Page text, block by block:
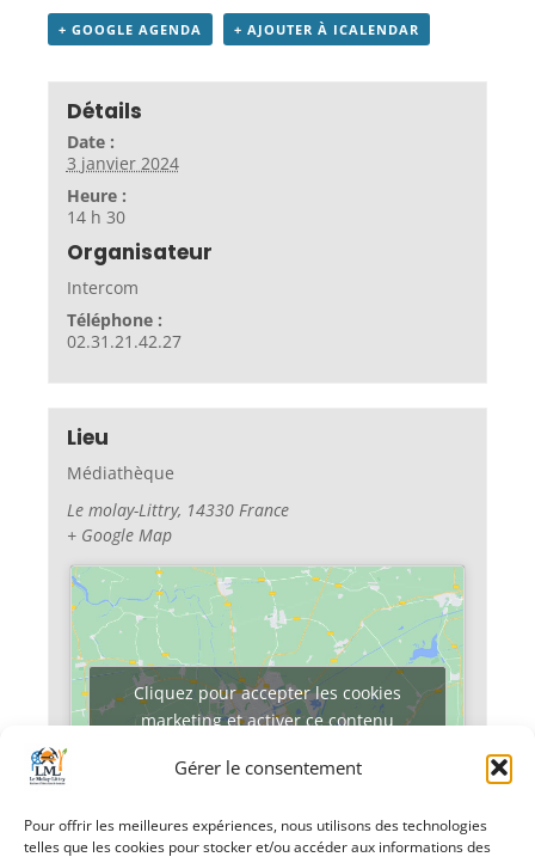
Gérer le consentement
Pour offrir les meilleures expériences, nous utilisons des technologies
telles que les cookies pour stocker et/ou accéder aux informations des
+ GOOGLE AGENDA + AJOUTER À ICALENDAR
Détails
Date :
3 janvier 2024
Heure :
14 h 30
Organisateur
Intercom
Téléphone :
02.31.21.42.27
Lieu
Médiathèque
Le molay-Littry, 14330 France
+ Google Map
Cliquez pour accepter les cookies
marketing et activer ce contenu